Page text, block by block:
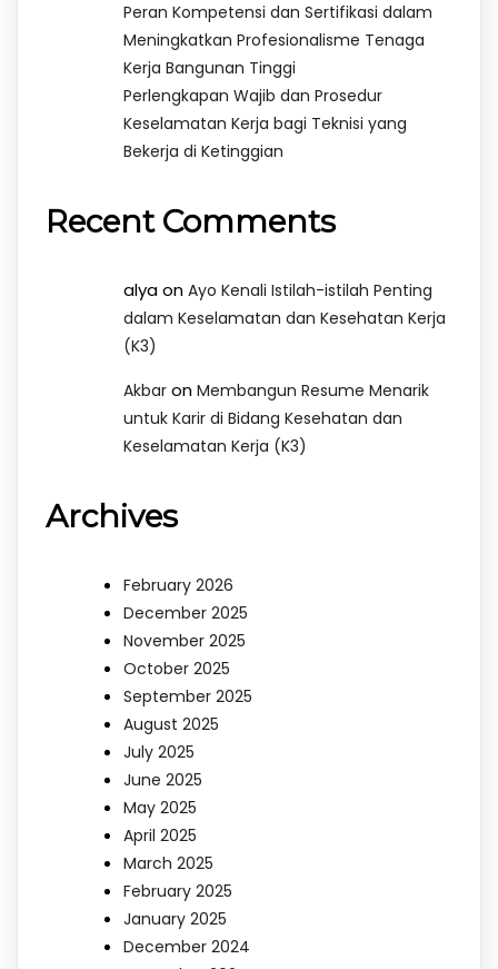
Peran Kompetensi dan Sertifikasi dalam
Meningkatkan Profesionalisme Tenaga
Kerja Bangunan Tinggi
Perlengkapan Wajib dan Prosedur
Keselamatan Kerja bagi Teknisi yang
Bekerja di Ketinggian
Recent Comments
alyaon Ayo Kenali Istilah-istilah Penting
dalam Keselamatan dan Kesehatan Kerja
(K3)
Akbar on Membangun Resume Menarik
untuk Karir di Bidang Kesehatan dan
Keselamatan Kerja (K3)
Archives
February 2026
December 2025
November 2025
October 2025
September 2025
August 2025
July 2025
June 2025
May 2025
April 2025
March 2025
February 2025
January 2025
December 2024